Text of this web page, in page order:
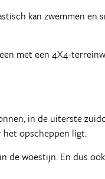
kan zwemmen en
met een 4X4-
in de uiterste
het opscheppen ligt.
de woestijn. En dus